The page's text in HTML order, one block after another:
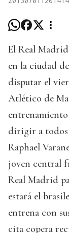
El Real
en la ciudad
disputar el
Atlético de
dirigir a todos
Raphael
joven central
Real Madrid
estará el
entrena con
cita copera